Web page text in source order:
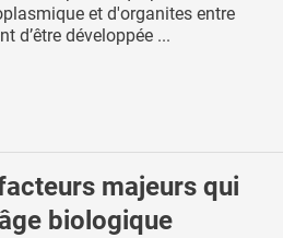
et d'organites entre
d’être développée ...
majeurs qui
biologique